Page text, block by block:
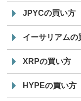
JPYCの買い方
イーサリアムの
XRPの買い方
HYPEの買い方